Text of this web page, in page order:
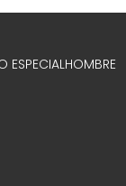
ESPECIALHOMBRE